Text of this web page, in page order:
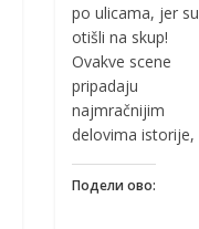
po ulicama, jer su
otišli na skup!
Ovakve scene
pripadaju
najmračnijim
delovima istorije,
Подели ово: